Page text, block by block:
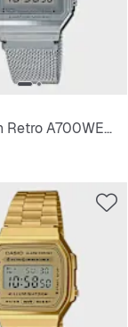
Collection Retro A700WEM-7AEF